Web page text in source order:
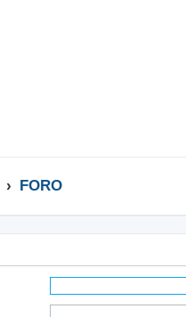
FORO